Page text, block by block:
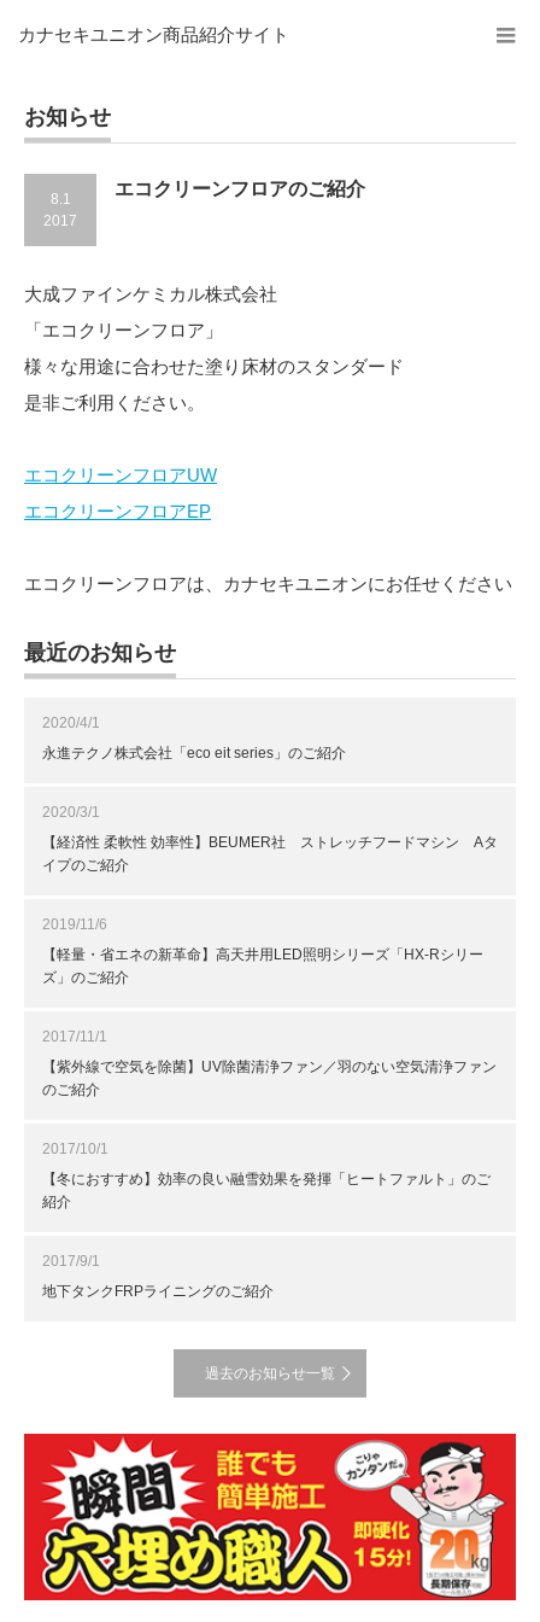
カナセキユニオン商品紹介サイト
お知らせ
8.1
2017
エコクリーンフロアのご紹介
大成ファインケミカル株式会社
「エコクリーンフロア」
様々な用途に合わせた塗り床材のスタンダード
是非ご利用ください。
エコクリーンフロアUW
エコクリーンフロアEP
エコクリーンフロアは、カナセキユニオンにお任せください
最近のお知らせ
2020/4/1
永進テクノ株式会社「eco eit series」のご紹介
2020/3/1
【経済性 柔軟性 効率性】BEUMER社 ストレッチフードマシン Aタ
イプのご紹介
2019/11/6
【軽量・省エネの新革命】高天井用LED照明シリーズ「HX-Rシリー
ズ」のご紹介
2017/11/1
【紫外線で空気を除菌】UV除菌清浄ファン／羽のない空気清浄ファン
のご紹介
2017/10/1
【冬におすすめ】効率の良い融雪効果を発揮「ヒートファルト」のご
紹介
2017/9/1
地下タンクFRPライニングのご紹介
過去のお知らせ一覧